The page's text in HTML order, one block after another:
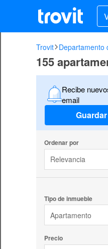
Trovit Departamento
155
Recibe
email
Ordenar por
Relevancia
Tipo de inmueble
Apartamento
Precio